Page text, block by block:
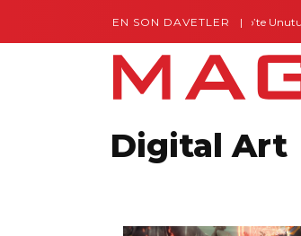
EN SON DAVETLER
Gaziantep’te
Digital Art